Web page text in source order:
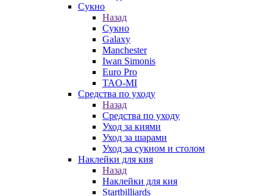
Сукно
Назад
Сукно
Galaxy
Manchester
Iwan Simonis
Euro Pro
TAO-MI
Средства по уходу
Назад
Средства по уходу
Уход за киями
Уход за шарами
Уход за сукном и столом
Наклейки для кия
Назад
Наклейки для кия
Startbilliards